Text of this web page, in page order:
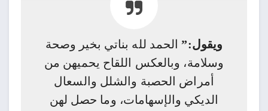
ويقول:”الحمد لله بناتي بخير وصحة
وسلامة، وبالعكس اللقاح يحميهن من
أمراض الحصبة والشلل والسعال
الديكي والإسهامات، وما حصل لهن